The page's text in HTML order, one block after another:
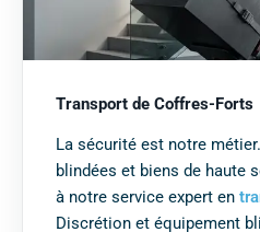
Transport de Coffres-Forts
La sécurité est notre
blindées et biens de haute
à notre service expert en
Discrétion et équipement